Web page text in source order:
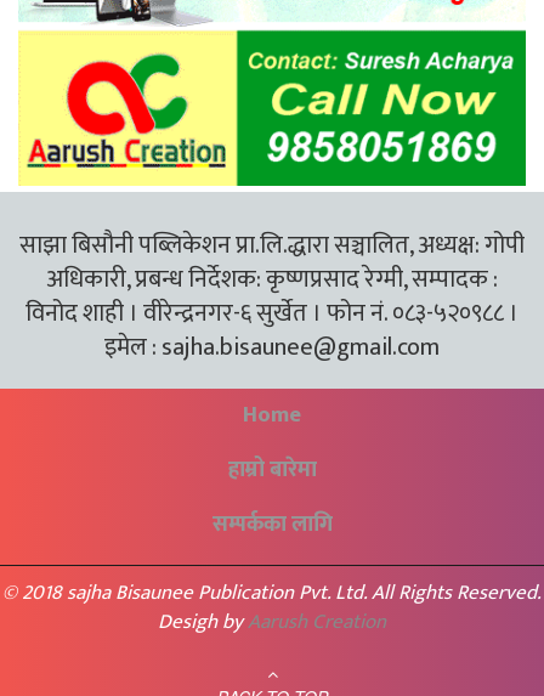
साझा बिसौनी पब्लिकेशन प्रा.लि.द्धारा सञ्चालित, अध्यक्ष: गोपी
अधिकारी, प्रबन्ध निर्देशक: कृष्णप्रसाद रेग्मी, सम्पादक :
विनोद शाही । वीरेन्द्रनगर-६ सुर्खेत । फोन नं. ०८३-५२०९८८ ।
इमेल :sajha.bisaunee@gmail.com
Home
हाम्रो बारेमा
सम्पर्कका लागि
© 2018 sajha Bisaunee Publication Pvt. Ltd. All Rights Reserved.
Desigh byAarush Creation